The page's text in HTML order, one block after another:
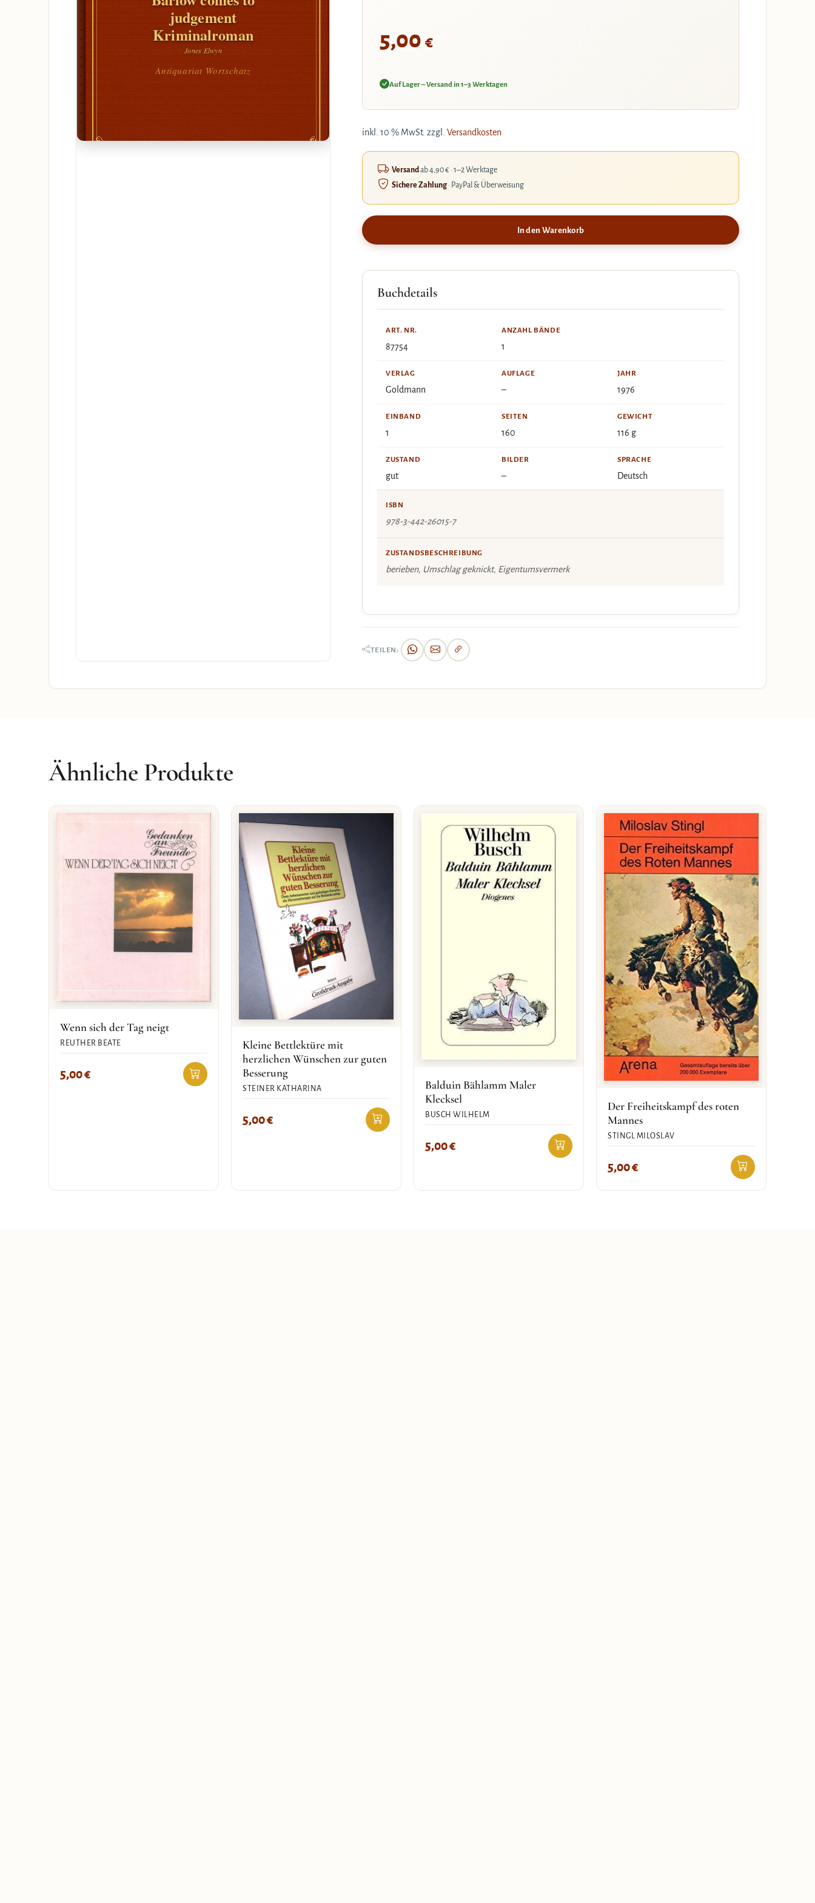
judgement
Kriminalroman
Jones Elwyn
Antiquariat Wortschatz
5,00 €
Auf Lager – Versand in 1–3 Werktagen
inkl. 10 % MwSt. zzgl. Versandkosten
Versandab 4,90 € · 1–2 Werktage
Sichere Zahlung· PayPal & Überweisung
In den Warenkorb
Buchdetails
ART. NR.
87754
ANZAHL BÄNDE
1
VERLAG
Goldmann
AUFLAGE
–
JAHR
1976
EINBAND
1
SEITEN
160
GEWICHT
116 g
ZUSTAND
gut
BILDER
–
SPRACHE
Deutsch
ISBN
978-3-442-26015-7
ZUSTANDSBESCHREIBUNG
berieben, Umschlag geknickt, Eigentumsvermerk
TEILEN:
Ähnliche Produkte
Wenn sich der Tag neigt
REUTHER BEATE
5,00€
Kleine Bettlektüre mit
herzlichen Wünschen zur guten
Besserung
STEINER KATHARINA
5,00€
Balduin Bählamm Maler
Klecksel
BUSCH WILHELM
5,00€
Der Freiheitskampf des roten
Mannes
STINGL MILOSLAV
5,00€